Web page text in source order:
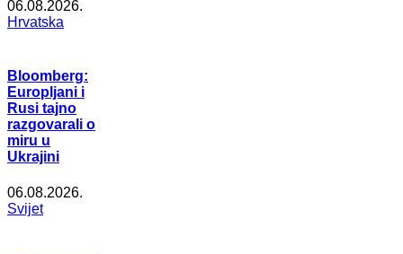
06.08.2026.
Hrvatska
Bloomberg:
Europljani i
Rusi tajno
razgovarali o
miru u
Ukrajini
06.08.2026.
Svijet